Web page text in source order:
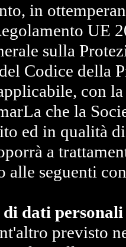
in
UE
sulla
Codice della
con la
che la
ed in qualità
a
alle seguenti
dati personali
previsto